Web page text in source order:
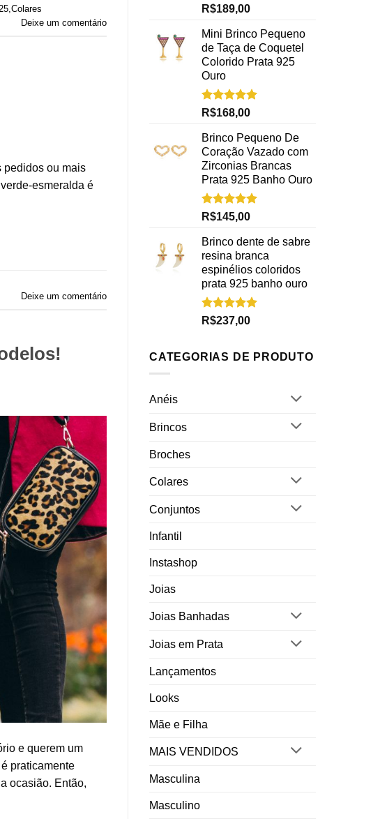
,Colares
Deixe um comentário
pedidos ou mais
esmeralda é
Deixe um comentário
e querem um
praticamente
ocasião. Então,
Avaliação
R$189,00
Mini Brinco Pequeno
de Taça de Coquetel
Colorido Prata 925
Ouro
Avaliação
R$168,00
Brinco Pequeno De
Coração Vazado com
Zirconias Brancas
Prata 925 Banho Ouro
Avaliação
R$145,00
Brinco dente de sabre
resina branca
espinélios coloridos
prata 925 banho ouro
Avaliação
R$237,00
CATEGORIAS DE PRODUTO
Anéis
Brincos
Broches
Colares
Conjuntos
Infantil
Instashop
Joias
Joias Banhadas
Joias em Prata
Lançamentos
Looks
Mãe e Filha
MAIS VENDIDOS
Masculina
Masculino